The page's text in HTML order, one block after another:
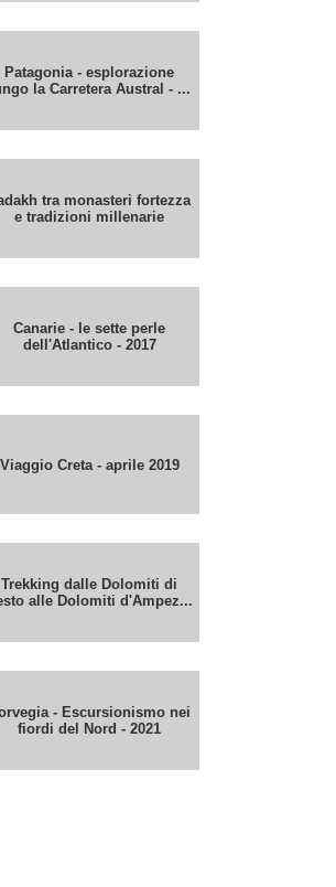
Patagonia - esplorazione
la Carretera Austral - ...
tra monasteri fortezza
e tradizioni millenarie
Canarie - le sette perle
dell'Atlantico - 2017
Viaggio Creta - aprile 2019
Trekking dalle Dolomiti di
alle Dolomiti d'Ampez...
- Escursionismo nei
fiordi del Nord - 2021